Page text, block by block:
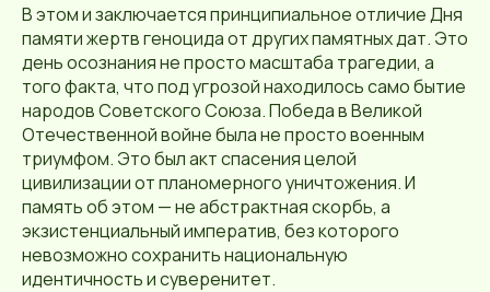
В этом и заключается принципиальное отличие Дня
памяти жертв геноцида от других памятных дат. Это
день осознания не просто масштаба трагедии, а
того факта, что под угрозой находилось само бытие
народов Советского Союза. Победа в Великой
Отечественной войне была не просто военным
триумфом. Это был акт спасения целой
цивилизации от планомерного уничтожения. И
память об этом — не абстрактная скорбь, а
экзистенциальный императив, без которого
невозможно сохранить национальную
идентичность и суверенитет.